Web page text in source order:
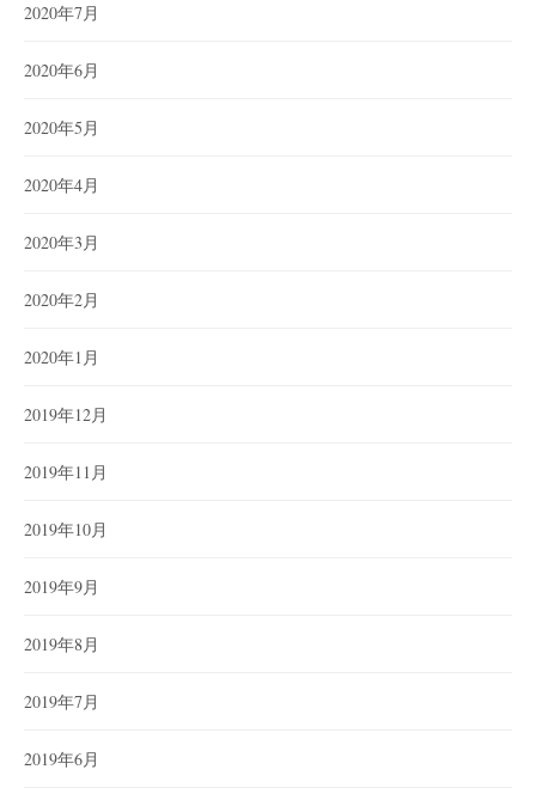
2020年7月
2020年6月
2020年5月
2020年4月
2020年3月
2020年2月
2020年1月
2019年12月
2019年11月
2019年10月
2019年9月
2019年8月
2019年7月
2019年6月